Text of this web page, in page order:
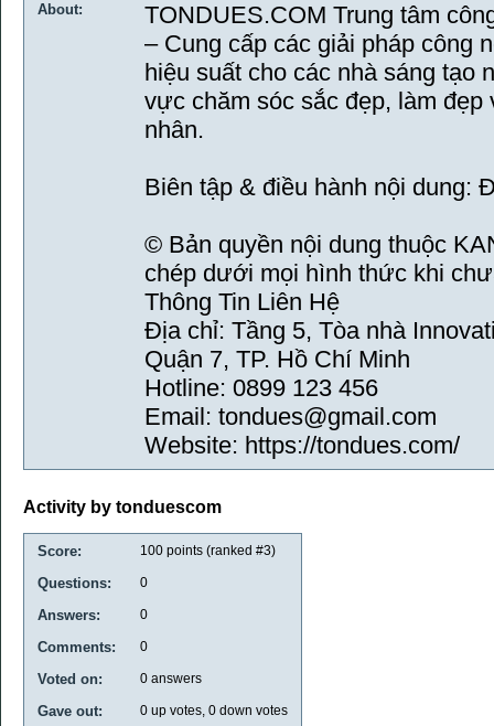
About:
TONDUES.COM Trung tâm
– Cung cấp các giải pháp công
hiệu suất cho các nhà sáng tạo
vực chăm sóc sắc đẹp, làm
nhân.
Biên tập & điều hành nội dung:
© Bản quyền nội dung thuộc
chép dưới mọi hình thức khi
Thông Tin Liên Hệ
Địa chỉ: Tầng 5, Tòa nhà
Quận 7, TP. Hồ Chí Minh
Hotline: 0899 123 456
Email: tondues@gmail.com
Website: https://tondues.com/
Activity by tonduescom
Score: 100 points (ranked #3)
Questions: 0
Answers: 0
Comments: 0
Voted on: 0 answers
Gave out: 0 up votes, 0 down votes